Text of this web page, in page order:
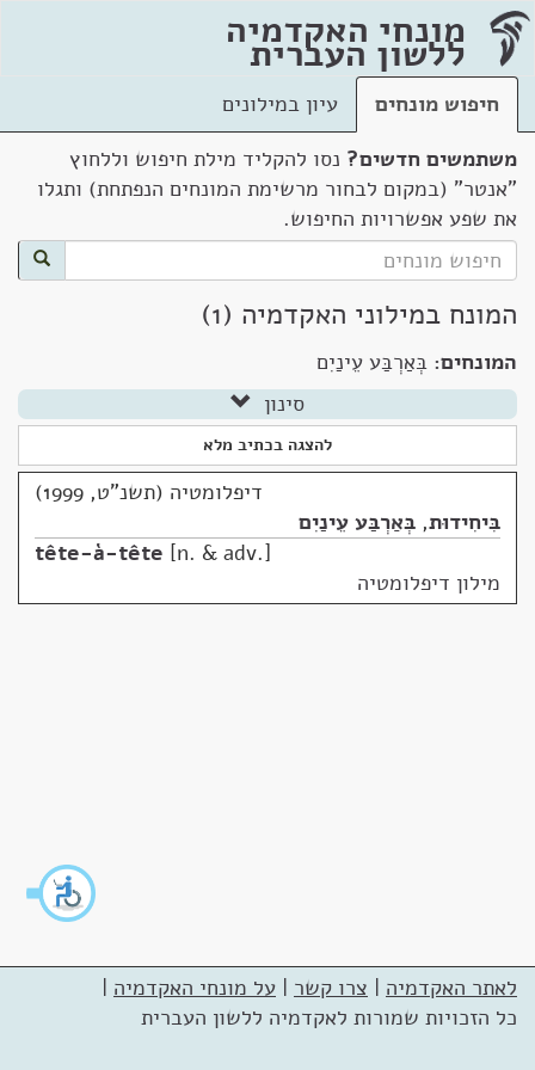
מונחי האקדמיה
ללשון העברית
חיפוש מונחים
עיון במילונים
משתמשים חדשים? נסו להקליד מילת חיפוש וללחוץ
"אנטר" (במקום לבחור מרשימת המונחים הנפתחת) ותגלו
את שפע אפשרויות החיפוש.
המונח במילוני האקדמיה (1)
המונחים: בְּאַרְבַּע עֵינַיִם
סינון
להצגה בכתיב מלא
דיפלומטיה (תשנ"ט, 1999)
בִּיחִידוּת, בְּאַרְבַּע עֵינַיִם
tête-à-tête n. & adv.
מילון דיפלומטיה
לאתר האקדמיה | צרו קשר | על מונחי האקדמיה |
כל הזכויות שמורות לאקדמיה ללשון העברית